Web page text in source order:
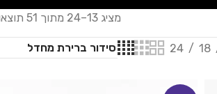
מציג 13–24 מתוך 51 תוצאות
18
24